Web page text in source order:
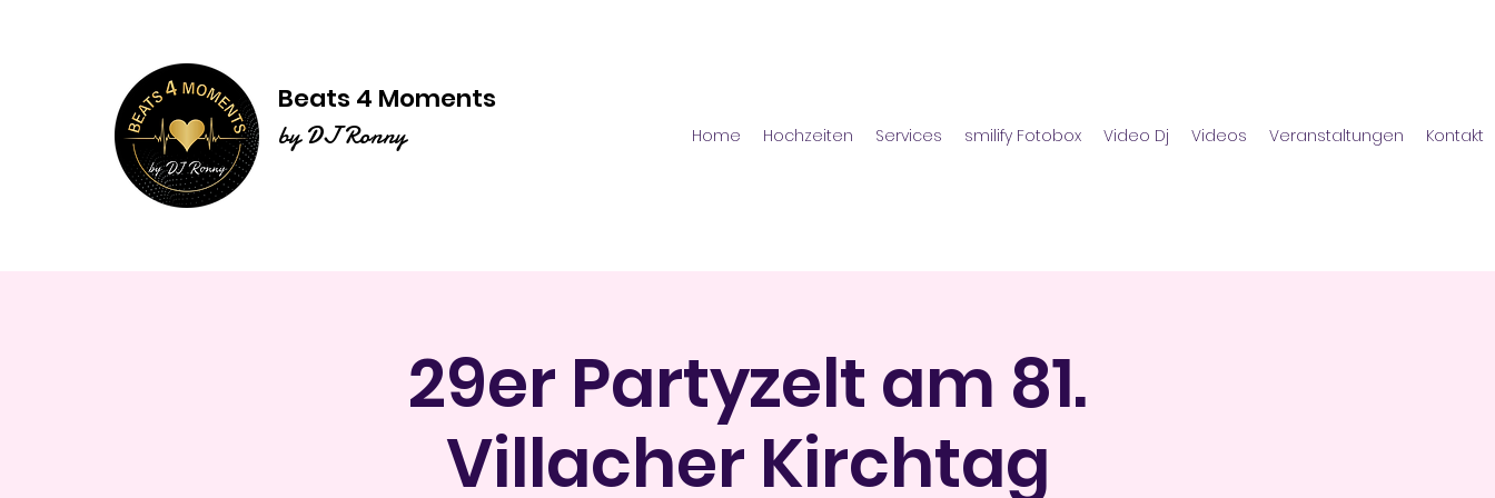
Beats 4 Moments
by DJ Ronny Home Hochzeiten Services smilify Fotobox Video Dj Videos Veranstaltungen Kontakt
29er Partyzelt am 81.
Villacher Kirchtag